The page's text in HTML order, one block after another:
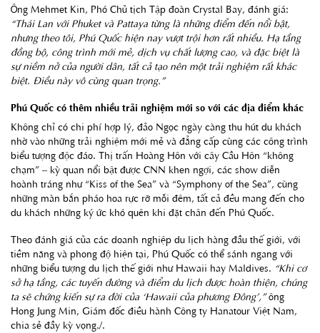
Ông Mehmet Kin, Phó Chủ tịch Tập đoàn Crystal Bay, đánh giá:
“Thái Lan với Phuket và Pattaya từng là những điểm đến nổi bật,
nhưng theo tôi, Phú Quốc hiện nay vượt trội hơn rất nhiều. Hạ tầng
đồng bộ, công trình mới mẻ, dịch vụ chất lượng cao, và đặc biệt là
sự niềm nở của người dân, tất cả tạo nên một trải nghiệm rất khác
biệt. Điều này vô cùng quan trọng.”
Phú Quốc có thêm nhiều trải nghiệm mới so với các địa điểm khác
Không chỉ có chi phí hợp lý, đảo Ngọc ngày càng thu hút du khách
nhờ vào những trải nghiệm mới mẻ và đẳng cấp cùng các công trình
biểu tượng độc đáo. Thị trấn Hoàng Hôn với cây Cầu Hôn “không
chạm” – kỳ quan nổi bật được CNN khen ngợi, các show diễn
hoành tráng như “Kiss of the Sea” và “Symphony of the Sea”, cùng
những màn bắn pháo hoa rực rỡ mỗi đêm, tất cả đều mang đến cho
du khách những ký ức khó quên khi đặt chân đến Phú Quốc.
Theo đánh giá của các doanh nghiệp du lịch hàng đầu thế giới, với
tiềm năng và phong độ hiện tại, Phú Quốc có thể sánh ngang với
những biểu tượng du lịch thế giới như Hawaii hay Maldives. “Khi cơ
sở hạ tầng, các tuyến đường và điểm du lịch được hoàn thiện, chúng
ta sẽ chứng kiến sự ra đời của ‘Hawaii của phương Đông’,”ông
Hong Jung Min, Giám đốc điều hành Công ty Hanatour Việt Nam,
chia sẻ đầy kỳ vọng./.